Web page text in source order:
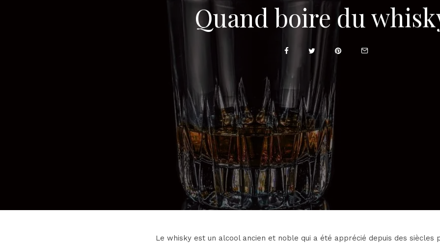
Quand boire du
Le whisky est un alcool ancien et noble qui a été apprécié depuis des siècles